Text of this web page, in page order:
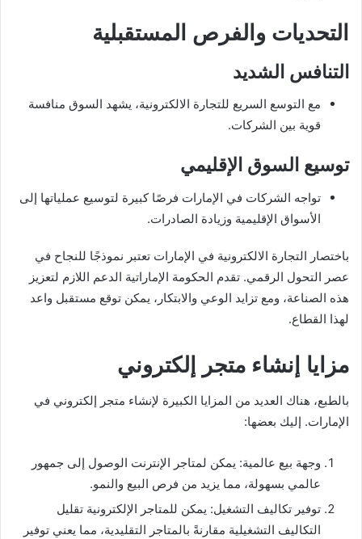
التحديات والفرص المستقبلية
التنافس الشديد
مع التوسع السريع للتجارة الالكترونية، يشهد السوق منافسة
قوية بين الشركات.
توسيع السوق الإقليمي
تواجه الشركات في الإمارات فرصًا كبيرة لتوسيع عملياتها إلى
الأسواق الإقليمية وزيادة الصادرات.
باختصار التجارة الالكترونية في الإمارات تعتبر نموذجًا للنجاح في
عصر التحول الرقمي. تقدم الحكومة الإماراتية الدعم اللازم لتعزيز
هذه الصناعة، ومع تزايد الوعي والابتكار، يمكن توقع مستقبل واعد
لهذا القطاع.
مزايا إنشاء متجر إلكتروني
بالطبع، هناك العديد من المزايا الكبيرة لإنشاء متجر إلكتروني في
الإمارات. إليك بعضها:
وجهة بيع عالمية: يمكن لمتاجر الإنترنت الوصول إلى جمهور
عالمي بسهولة، مما يزيد من فرص البيع والنمو.
توفير تكاليف التشغيل: يمكن للمتاجر الإلكترونية تقليل
التكاليف التشغيلية مقارنةً بالمتاجر التقليدية، مما يعني توفير